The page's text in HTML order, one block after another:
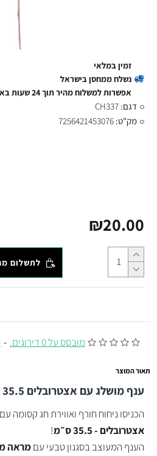
מובסס על 0 דירוגים. -
₪20.00
זמין במלאי
נשלח ממחסן בישראל
אפשרות למשלוח מהיר תוך 24 שעות באזורים נבחרים
דגם: CH337
מק"ט: 7256421453076
לתשלום
תאור המוצר
ענף מושלג עם אצטרובלים 35.5 ס״מ
הכניסו ניחוח חורף ואווירת חג קסומה עם
אצטרובלים - 35.5 ס״מ
!
הענף המעוצב בסגנון טבעי עםמראה